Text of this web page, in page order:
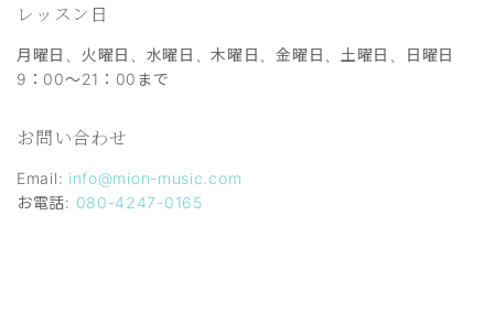
レッスン日
月曜日、火曜日、水曜日、木曜日、金曜日、土曜日、日曜日
9：00～21：00まで
お問い合わせ
Email: info@mion-music.com
お電話: 080-4247-0165